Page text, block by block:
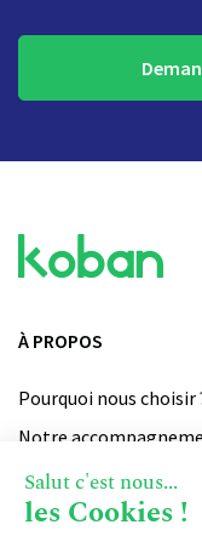
À PROPOS
Pourquoi nous choisir
Notre
Qui sommes-nous ?
Devenir partenaire
Salut c'est nous...
les Cookies !